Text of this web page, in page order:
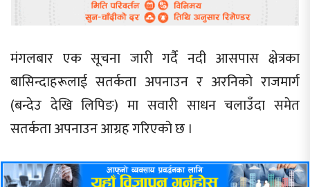
मंगलबार एक सूचना जारी गर्दै नदी आसपास क्षेत्रका
बासिन्दाहरूलाई सतर्कता अपनाउन र अरनिको राजमार्ग
(बन्देउ देखि लिपिङ) मा सवारी साधन चलाउँदा समेत
सतर्कता अपनाउन आग्रह गरिएको छ ।